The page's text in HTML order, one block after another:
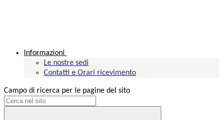
Informazioni
Le nostre sedi
Contatti e Orari ricevimento
Campo di ricerca per le pagine del sito